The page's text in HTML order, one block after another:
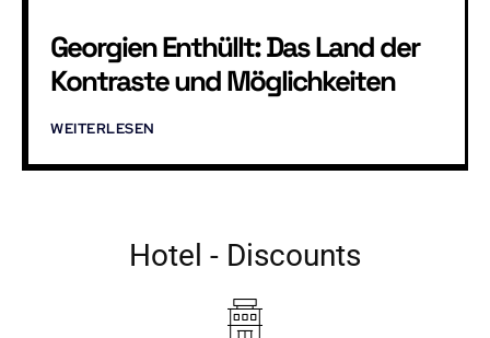
Georgien Enthüllt: Das Land der
Kontraste und Möglichkeiten
WEITERLESEN
Hotel - Discounts